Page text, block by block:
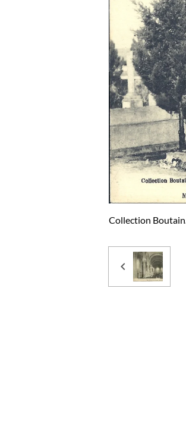
Collection